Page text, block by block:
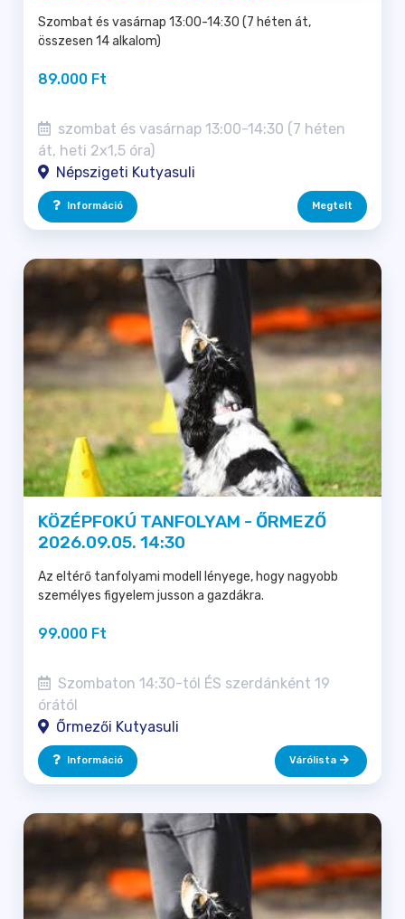
Szombat és vasárnap 13:00-14:30 (7 héten át,
összesen 14 alkalom)
89.000 Ft
szombat és vasárnap 13:00-14:30 (7 héten
át, heti 2x1,5 óra)
Népszigeti Kutyasuli
Információ Megtelt
KÖZÉPFOKÚ TANFOLYAM - ŐRMEZŐ
2026.09.05. 14:30
Az eltérő tanfolyami modell lényege, hogy nagyobb
személyes figyelem jusson a gazdákra.
99.000 Ft
Szombaton 14:30-tól ÉS szerdánként 19
órától
Őrmezői Kutyasuli
Információ Várólista